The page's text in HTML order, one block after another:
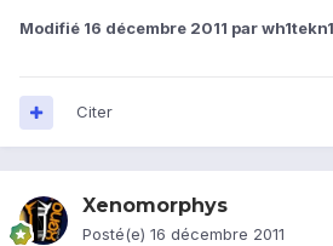
Modifié 16 décembre 2011 par
Citer
Xenomorphys
Posté(e) 16 décembre 2011